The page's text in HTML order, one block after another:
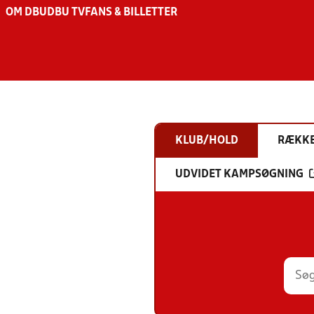
OM DBU DBU TV FANS & BILLETTER
KLUB/HOLD
UDVIDET KAMPSØGNING